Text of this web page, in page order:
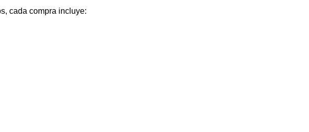
cada compra incluye: